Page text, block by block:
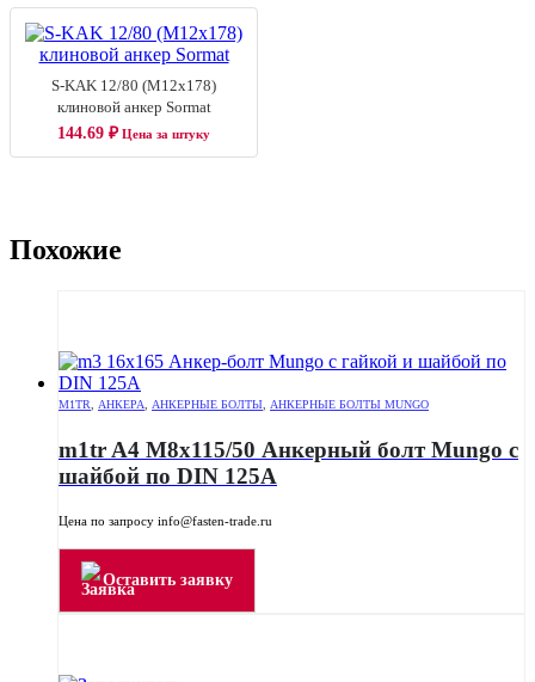
S-KAK 12/80 (M12х178)
клиновой анкер Sormat
144.69 ₽Цена за штуку
Похожие
M1TR, АНКЕРА, АНКЕРНЫЕ БОЛТЫ, АНКЕРНЫЕ БОЛТЫ MUNGO
m1tr A4 M8x115/50 Анкерный болт Mungo с
шайбой по DIN 125A
Цена по запросу info@fasten-trade.ru
Оставить заявку